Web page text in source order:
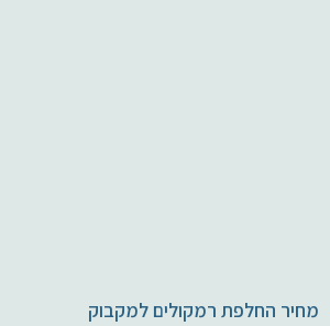
מחיר החלפת רמקולים למקבוק